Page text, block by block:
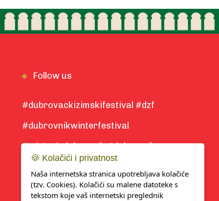
Follow us
#dubrovackizimskifestival #dzf
#dubrovnikwinterfestival
#winterindubrovnik #dubrovnik
🍪 Kolačići i privatnost
Naša internetska stranica upotrebljava kolačiće
(tzv. Cookies). Kolačići su malene datoteke s
tekstom koje vaš internetski preglednik